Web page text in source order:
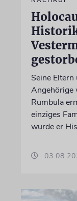
Seine
Angehörige
Rumbula
einziges
wurde er